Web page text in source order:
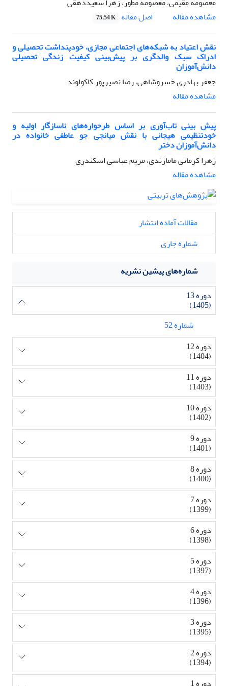
مشاهده مقاله
اصل مقاله 75.54 K
نقش اعتیاد به شبکه‌های اجتماعی مجازی، خودپنداشت تحصیلی و
ادراک سبک والدگری بر پیش‌بینی کیفیت زندگی تحصیلی
دانش‌آموزان
جعفر بهادری خسروشاهی، رضا نصیرپور کاکولوند
مشاهده مقاله
پیش بینی تاب‌آوری بر اساس طرحواره‌های ناسازگار اولیه و
خودتنظیمی هیجانی با نقش میانجی جو عاطفی خانواده در
دانش‌آموزان دختر
زهرا کرمانی مامازندی، مریم عباسی اسکندری
مشاهده مقاله
مقالات آماده انتشار
شماره جاری
شماره‌های پیشین نشریه
دوره 13
(1405)
شماره 52
دوره 12
(1404)
دوره 11
(1403)
دوره 10
(1402)
دوره 9
(1401)
دوره 8
(1400)
دوره 7
(1399)
دوره 6
(1398)
دوره 5
(1397)
دوره 4
(1396)
دوره 3
(1395)
دوره 2
(1394)